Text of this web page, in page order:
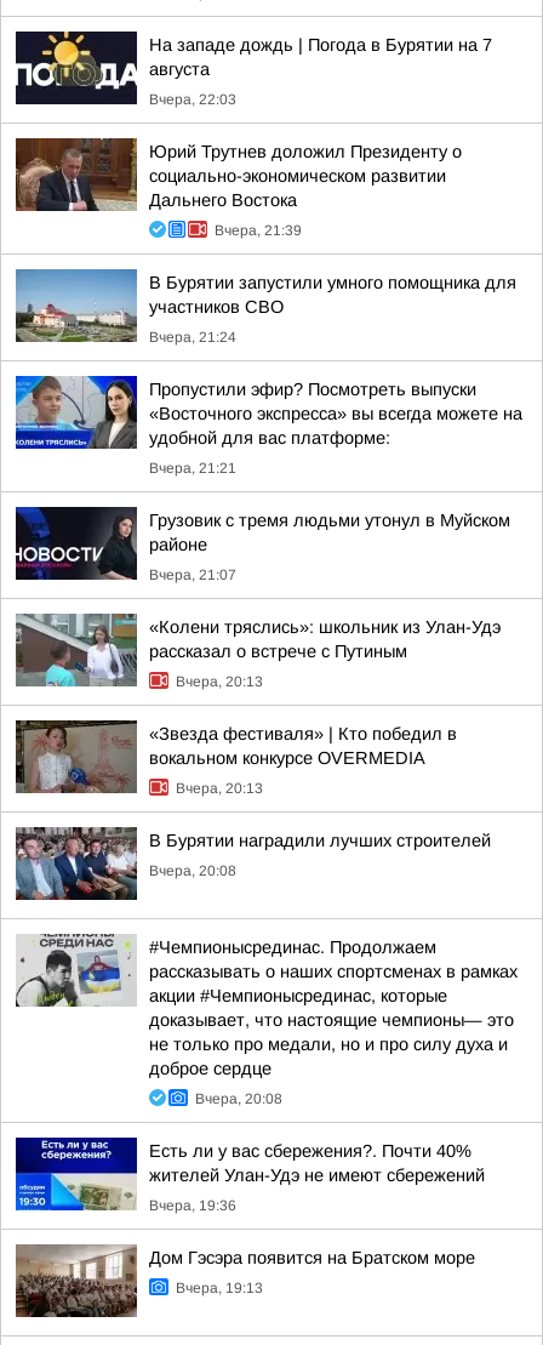
На западе дождь | Погода в Бурятии на 7
августа
Вчера, 22:03
Юрий Трутнев доложил Президенту о
социально-экономическом развитии
Дальнего Востока
Вчера, 21:39
В Бурятии запустили умного помощника для
участников СВО
Вчера, 21:24
Пропустили эфир? Посмотреть выпуски
«Восточного экспресса» вы всегда можете на
удобной для вас платформе:
Вчера, 21:21
Грузовик с тремя людьми утонул в Муйском
районе
Вчера, 21:07
«Колени тряслись»: школьник из Улан-Удэ
рассказал о встрече с Путиным
Вчера, 20:13
«Звезда фестиваля» | Кто победил в
вокальном конкурсе OVERMEDIA
Вчера, 20:13
В Бурятии наградили лучших строителей
Вчера, 20:08
#Чемпионысрединас. Продолжаем
рассказывать о наших спортсменах в рамках
акции #Чемпионысрединас, которые
доказывает, что настоящие чемпионы— это
не только про медали, но и про силу духа и
доброе сердце
Вчера, 20:08
Есть ли у вас сбережения?. Почти 40%
жителей Улан-Удэ не имеют сбережений
Вчера, 19:36
Дом Гэсэра появится на Братском море
Вчера, 19:13